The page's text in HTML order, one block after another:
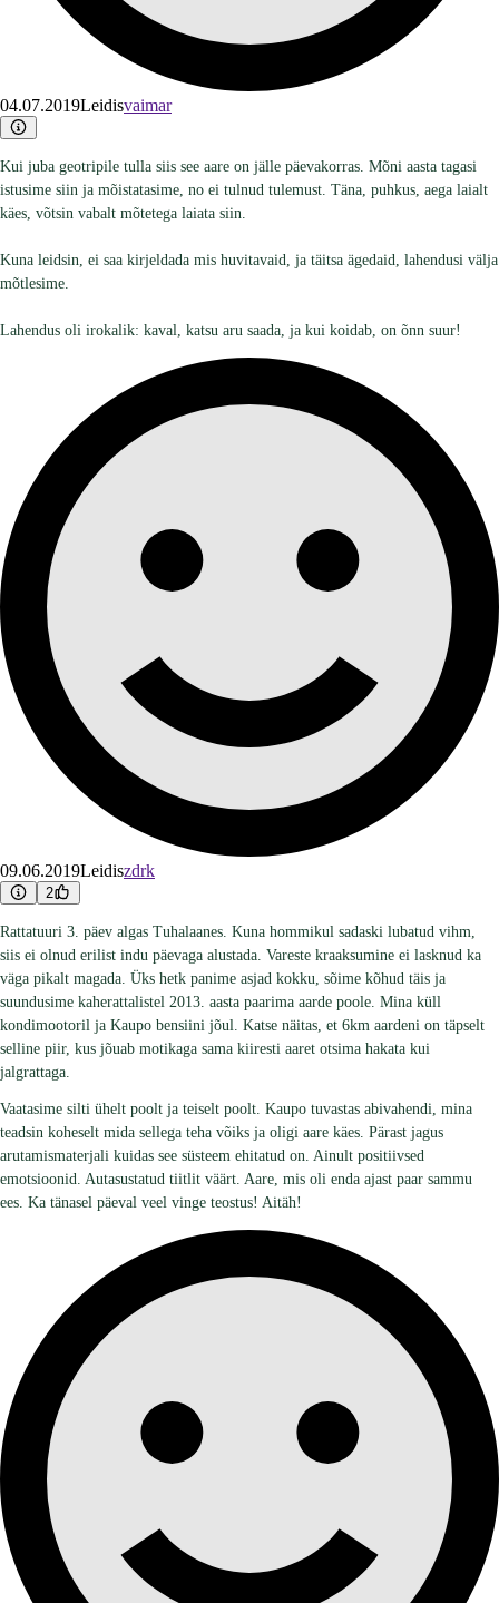
04.07.2019Leidisvaimar
Kui juba geotripile tulla siis see aare on jälle päevakorras. Mõni aasta tagasi
istusime siin ja mõistatasime, no ei tulnud tulemust. Täna, puhkus, aega laialt
käes, võtsin vabalt mõtetega laiata siin.
Kuna leidsin, ei saa kirjeldada mis huvitavaid, ja täitsa ägedaid, lahendusi välja
mõtlesime.
Lahendus oli irokalik: kaval, katsu aru saada, ja kui koidab, on õnn suur!
09.06.2019Leidiszdrk
2
Rattatuuri 3. päev algas Tuhalaanes. Kuna hommikul sadaski lubatud vihm,
siis ei olnud erilist indu päevaga alustada. Vareste kraaksumine ei lasknud ka
väga pikalt magada. Üks hetk panime asjad kokku, sõime kõhud täis ja
suundusime kaherattalistel 2013. aasta paarima aarde poole. Mina küll
kondimootoril ja Kaupo bensiini jõul. Katse näitas, et 6km aardeni on täpselt
selline piir, kus jõuab motikaga sama kiiresti aaret otsima hakata kui
jalgrattaga.
Vaatasime silti ühelt poolt ja teiselt poolt. Kaupo tuvastas abivahendi, mina
teadsin koheselt mida sellega teha võiks ja oligi aare käes. Pärast jagus
arutamismaterjali kuidas see süsteem ehitatud on. Ainult positiivsed
emotsioonid. Autasustatud tiitlit väärt. Aare, mis oli enda ajast paar sammu
ees. Ka tänasel päeval veel vinge teostus! Aitäh!